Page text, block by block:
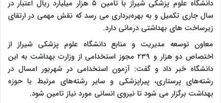
دانشگاه علوم پزشکی شیراز با تامین ۵ هزار میلیارد ریال اعتبار در
سال جاری تکمیل و به بهره‌برداری می رسد که نقش مهمی در ارتقای
زیرساخت ‌های بهداشتی درمانی دارد.
معاون توسعه مدیریت و منابع دانشگاه علوم پزشکی شیراز از
اختصاص دو هزار و ۲۳۹ مجوز استخدامی از وزارت بهداشت به این
دانشگاه خبر داد و گفت: آزمون استخدامی در شهریور امسال در
رشته‌های پرستاری، پیراپزشکی و سایر رشته‌های مرتبط با حوزه
بهداشت برگزار می ‌شود تا نیروی انسانی مورد نیاز تامین شود.